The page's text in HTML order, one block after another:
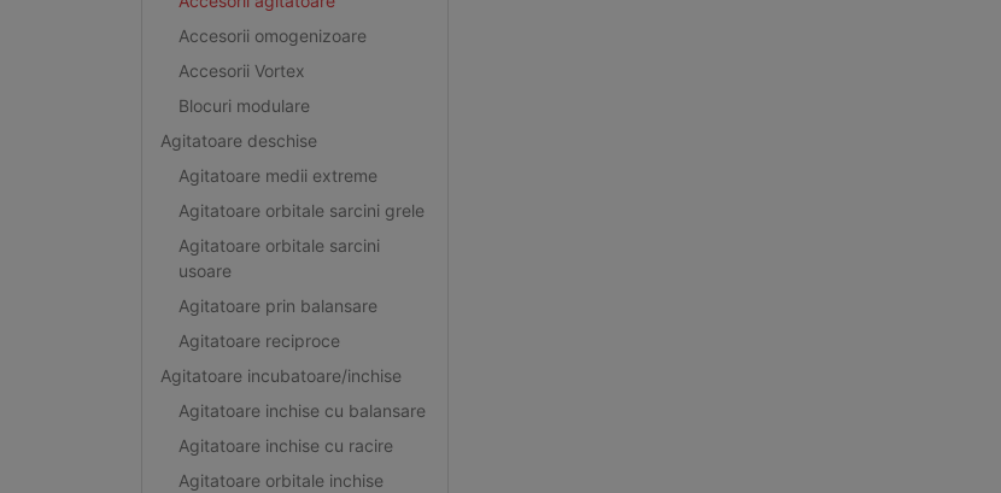
Accesorii omogenizoare
Accesorii Vortex
Blocuri modulare
Agitatoare deschise
Agitatoare medii extreme
Agitatoare orbitale sarcini grele
Agitatoare orbitale sarcini
usoare
Agitatoare prin balansare
Agitatoare reciproce
Agitatoare incubatoare/inchise
Agitatoare inchise cu balansare
Agitatoare inchise cu racire
Agitatoare orbitale inchise